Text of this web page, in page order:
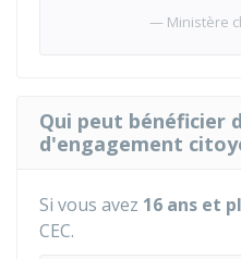
Ministère
Qui peut bénéficier
d'engagement
Si vous avez 16 ans et
CEC.